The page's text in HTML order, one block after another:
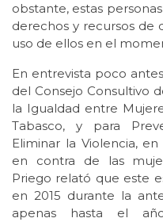
obstante, estas
derechos y recursos de
uso de ellos en el
En entrevista poco
del Consejo Consultivo
la Igualdad entre
Tabasco, y para
Eliminar la Violencia,
en contra de las
Priego relató que este
en 2015 durante la
apenas hasta el